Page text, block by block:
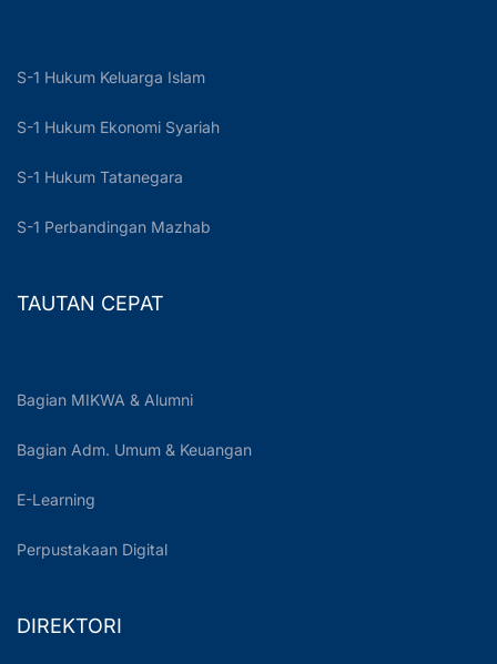
S-1 Hukum Keluarga Islam
S-1 Hukum Ekonomi Syariah
S-1 Hukum Tatanegara
S-1 Perbandingan Mazhab
TAUTAN CEPAT
Bagian MIKWA & Alumni
Bagian Adm. Umum & Keuangan
E-Learning
Perpustakaan Digital
DIREKTORI